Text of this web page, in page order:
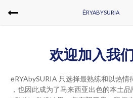
ĒRYABYSURIA
欢迎加入我
ēRYAbySURIA 只选择最熟练和以热
，也因此成为了马来西亚出色的本土